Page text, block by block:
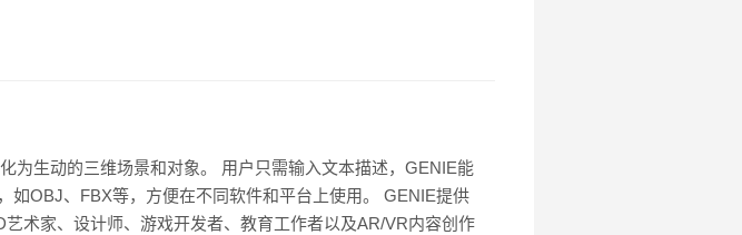
为生动的三维场景和对象。 用户只需输入文本描述，GENIE能
如OBJ、FBX等，方便在不同软件和平台上使用。 GENIE提供
术家、设计师、游戏开发者、教育工作者以及AR/VR内容创作